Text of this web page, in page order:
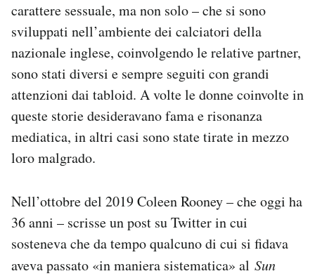
carattere sessuale, ma non solo – che si sono
sviluppati nell’ambiente dei calciatori della
nazionale inglese, coinvolgendo le relative partner,
sono stati diversi e sempre seguiti con grandi
attenzioni dai tabloid. A volte le donne coinvolte in
queste storie desideravano fama e risonanza
mediatica, in altri casi sono state tirate in mezzo
loro malgrado.
Nell’ottobre del 2019 Coleen Rooney – che oggi ha
36 anni – scrisse un post su Twitter in cui
sosteneva che da tempo qualcuno di cui si fidava
aveva passato «in maniera sistematica» al Sun